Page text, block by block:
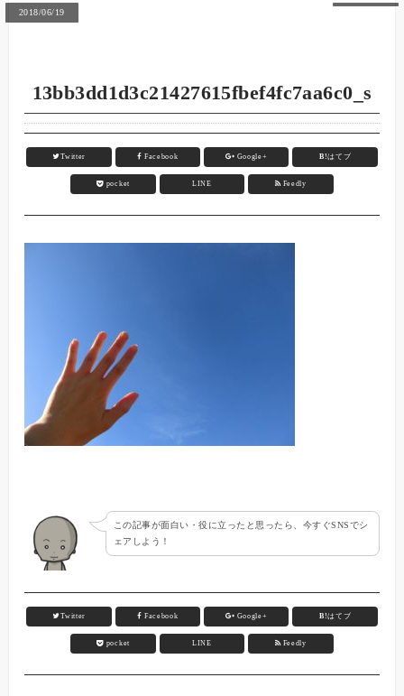
2018/06/19
13bb3dd1d3c21427615fbef4fc7aa6c0_s
Twitter Facebook Google+ B!はてブ
pocket LINE Feedly
この記事が面白い・役に立ったと思ったら、今すぐSNSでシ
ェアしよう！
Twitter Facebook Google+ B!はてブ
pocket LINE Feedly